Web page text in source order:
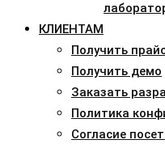
КЛИЕНТАМ
Получить
Получить демо
Заказать
Политика
Согласие